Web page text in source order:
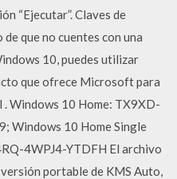
“Ejecutar”. Claves de
que no cuentes con una
10, puedes utilizar
que ofrece Microsoft para
Windows 10 Home: TX9XD-
Windows 10 Home Single
4WPJ4-YTDFH El archivo
portable de KMS Auto,